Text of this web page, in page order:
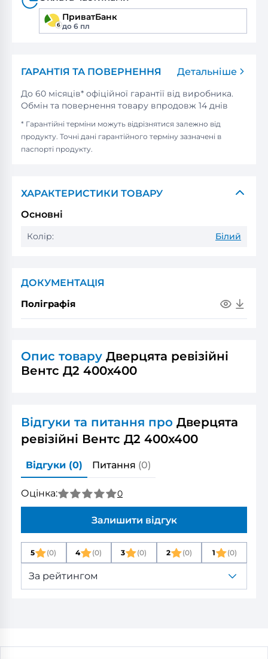
ПриватБанк
до 6 пл
ГАРАНТІЯ ТА ПОВЕРНЕННЯ Детальніше
До 60 місяців* офіційної гарантії від виробника.
Обмін та повернення товару впродовж 14 днів
* Гарантійні терміни можуть відрізнятися залежно від
продукту. Точні дані гарантійного терміну зазначені в
паспорті продукту.
ХАРАКТЕРИСТИКИ ТОВАРУ
Основні
Колір: Білий
ДОКУМЕНТАЦІЯ
Поліграфія
Опис товару Дверцята ревізійні
Вентс Д2 400x400
Відгуки та питання про Дверцята
ревізійні Вентс Д2 400x400
Відгуки (0) Питання (0)
Оцінка: 0
Залишити відгук
5 (0) 4 (0) 3 (0) 2 (0) 1 (0)
За рейтингом